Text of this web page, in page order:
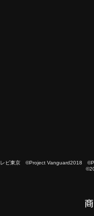
ビ東京 ©Project Vanguard2018